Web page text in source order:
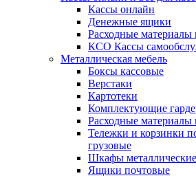
Кассы онлайн
Денежные ящики
Расходные
КСО Кассы
Металлическая мебель
Боксы кассовые
Верстаки
Картотеки
Комплектующие
Расходные
Тележки и корзинки
грузовые
Шкафы металлические
Ящики почтовые